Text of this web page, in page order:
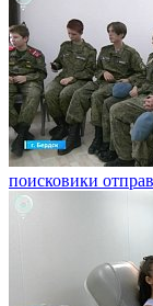
поисковики